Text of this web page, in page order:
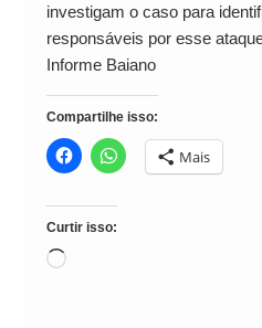
investigam o caso para
responsáveis por esse
Informe Baiano
Compartilhe isso:
Mais
Curtir isso:
Carregando...